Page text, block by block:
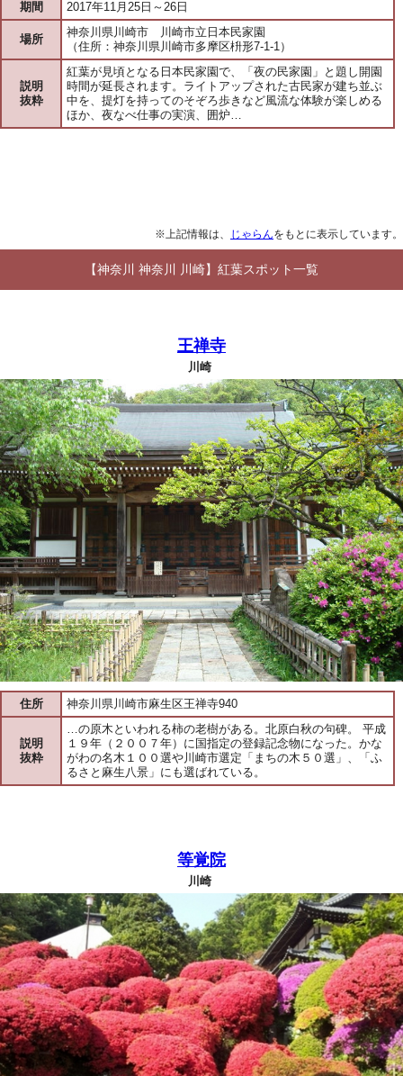
期間 2017年11月25日～26日
場所
神奈川県川崎市 川崎市立日本民家園
（住所：神奈川県川崎市多摩区枡形7-1-1）
説明
抜粋
紅葉が見頃となる日本民家園で、「夜の民家園」と題し開園
時間が延長されます。ライトアップされた古民家が建ち並ぶ
中を、提灯を持ってのそぞろ歩きなど風流な体験が楽しめる
ほか、夜なべ仕事の実演、囲炉…
※上記情報は、 じゃらんをもとに表示しています。
【神奈川 神奈川 川崎】紅葉スポット一覧
王禅寺
川崎
住所 神奈川県川崎市麻生区王禅寺940
説明
抜粋
…の原木といわれる柿の老樹がある。北原白秋の句碑。 平成
１９年（２００７年）に国指定の登録記念物になった。かな
がわの名木１００選や川崎市選定「まちの木５０選」、「ふ
るさと麻生八景」にも選ばれている。
等覚院
川崎